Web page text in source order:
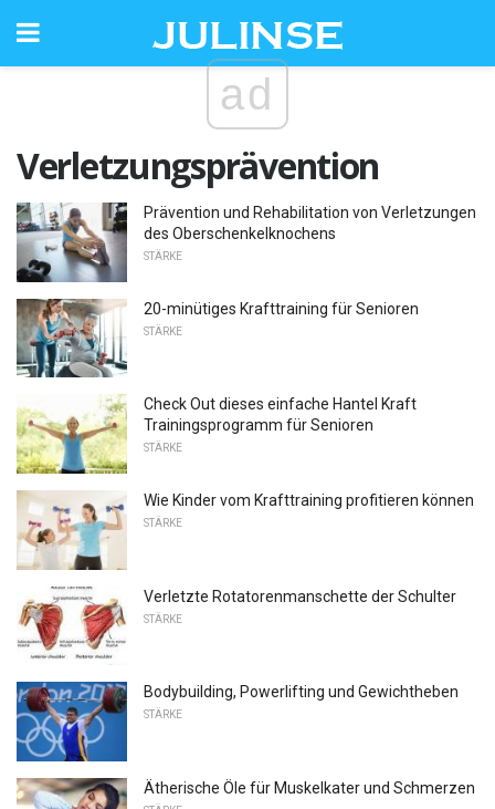
ad
Verletzungsprävention
Prävention und Rehabilitation von Verletzungen
des Oberschenkelknochens
STÄRKE
20-minütiges Krafttraining für Senioren
STÄRKE
Check Out dieses einfache Hantel Kraft
Trainingsprogramm für Senioren
STÄRKE
Wie Kinder vom Krafttraining profitieren können
STÄRKE
Verletzte Rotatorenmanschette der Schulter
STÄRKE
Bodybuilding, Powerlifting und Gewichtheben
STÄRKE
Ätherische Öle für Muskelkater und Schmerzen